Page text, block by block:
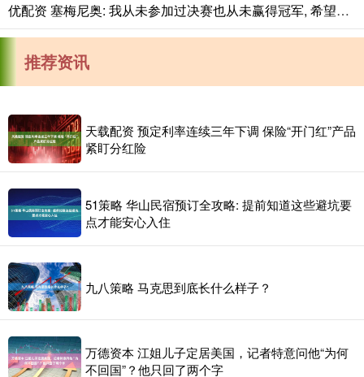
优配资 塞梅尼奥: 我从未参加过决赛也从未赢得冠军, 希望从联赛杯开始
推荐资讯
天载配资 预定利率连续三年下调 保险“开门红”产品
紧盯分红险
51策略 华山民宿预订全攻略: 提前知道这些避坑要
点才能安心入住
九八策略 马克思到底长什么样子？
万德资本 江姐儿子定居美国，记者特意问他“为何
不回国”？他只回了两个字